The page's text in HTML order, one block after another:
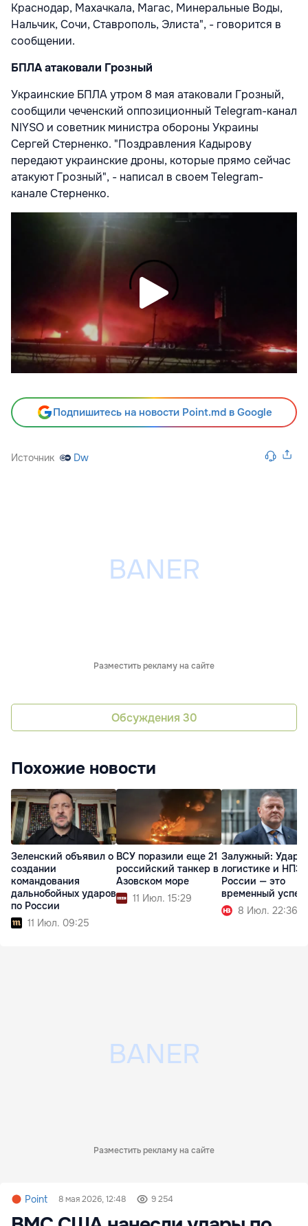
Краснодар, Махачкала, Магас, Минеральные Воды,
Нальчик, Сочи, Ставрополь, Элиста", - говорится в
сообщении.
БПЛА атаковали Грозный
Украинские БПЛА утром 8 мая атаковали Грозный,
сообщили чеченский оппозиционный Telegram-канал
NIYSO и советник министра обороны Украины
Сергей Стерненко. "Поздравления Кадырову
передают украинские дроны, которые прямо сейчас
атакуют Грозный", - написал в своем Telegram-
канале Стерненко.
Подпишитесь на новости Point.md в Google
Источник Dw
Разместить рекламу на сайте
Обсуждения 30
Похожие новости
Зеленский объявил о
создании
командования
дальнобойных ударов
по России
11 Июл. 09:25
ВСУ поразили еще 21
российский танкер в
Азовском море
11 Июл. 15:29
Залужный: Удары
логистике и НПЗ
России — это
временный успех
8 Июл. 22:36
Разместить рекламу на сайте
Point 8 мая 2026, 12:48 9 254